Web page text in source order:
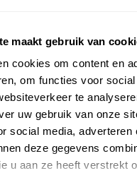
maakt gebruik van
cookies om content en
om functies voor
te
uw gebruik van onze
social media, adverteren
deze gegevens
u aan ze heeft verstrekt
BAD MARIENBERG
Moezelrivier met
wordt regelmatig
Duitsland . Je bevindt je